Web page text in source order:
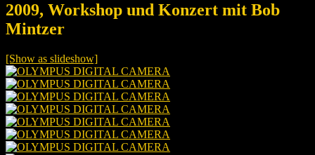
2009, Workshop und Konzert mit Bob
Mintzer
[Show as slideshow]